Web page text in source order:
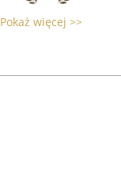
Pokaż więcej >>